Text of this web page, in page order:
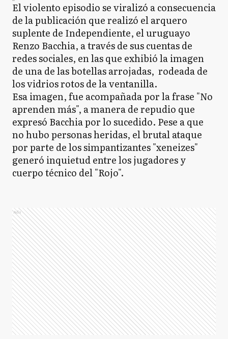
El violento episodio se viralizó a consecuencia
de la publicación que realizó el arquero
suplente de Independiente, el uruguayo
Renzo Bacchia, a través de sus cuentas de
redes sociales, en las que exhibió la imagen
de una de las botellas arrojadas, rodeada de
los vidrios rotos de la ventanilla.
Esa imagen, fue acompañada por la frase "No
aprenden más", a manera de repudio que
expresó Bacchia por lo sucedido. Pese a que
no hubo personas heridas, el brutal ataque
por parte de los simpantizantes "xeneizes"
generó inquietud entre los jugadores y
cuerpo técnico del "Rojo".
Ads